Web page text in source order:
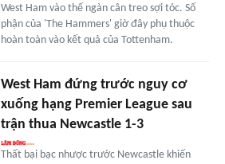
West Ham vào thế ngàn cân treo sợi tóc. Số
phận của 'The Hammers' giờ đây phụ thuộc
hoàn toàn vào kết quả của Tottenham.
West Ham đứng trước nguy cơ
xuống hạng Premier League sau
trận thua Newcastle 1-3
Thất bại bạc nhược trước Newcastle khiến